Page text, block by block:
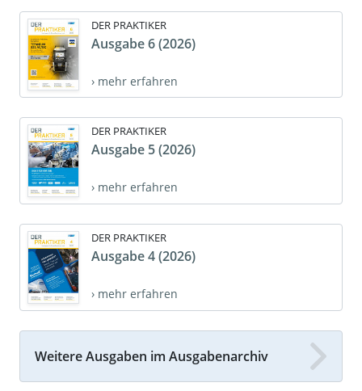
DER PRAKTIKER
Ausgabe 6 (2026)
› mehr erfahren
DER PRAKTIKER
Ausgabe 5 (2026)
› mehr erfahren
DER PRAKTIKER
Ausgabe 4 (2026)
› mehr erfahren
Weitere Ausgaben im Ausgabenarchiv